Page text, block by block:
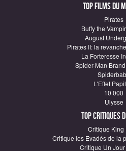
Top Films du
Pirates
Buffy the
August
Pirates II: la
La Forteresse
Spider-Man
L'Effet
10 000
Ulysse
Top critiques
Critique King
Critique les Evadés de la
Critique Un